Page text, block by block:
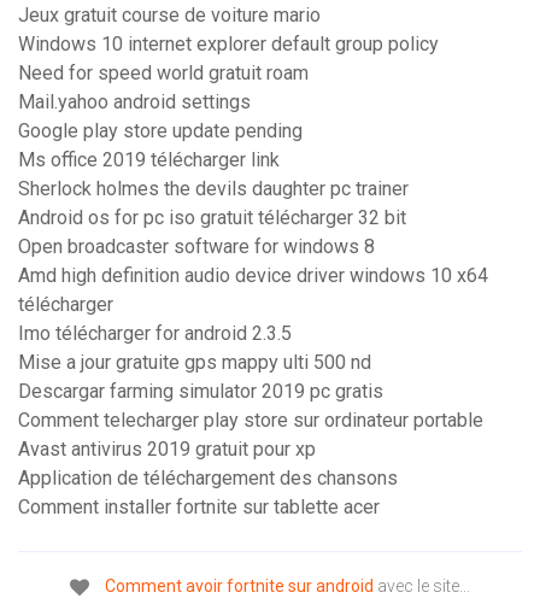
Jeux gratuit course de voiture mario
Windows 10 internet explorer default group policy
Need for speed world gratuit roam
Mail.yahoo android settings
Google play store update pending
Ms office 2019 télécharger link
Sherlock holmes the devils daughter pc trainer
Android os for pc iso gratuit télécharger 32 bit
Open broadcaster software for windows 8
Amd high definition audio device driver windows 10 x64
télécharger
Imo télécharger for android 2.3.5
Mise a jour gratuite gps mappy ulti 500 nd
Descargar farming simulator 2019 pc gratis
Comment telecharger play store sur ordinateur portable
Avast antivirus 2019 gratuit pour xp
Application de téléchargement des chansons
Comment installer fortnite sur tablette acer
Commentavoirfortnite surandroid avec le site...